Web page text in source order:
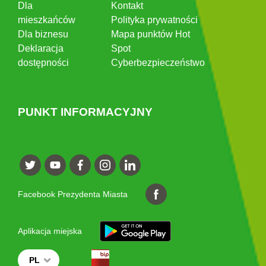
Dla
mieszkańców
Dla biznesu
Deklaracja
dostępności
Kontakt
Polityka prywatności
Mapa punktów Hot
Spot
Cyberbezpieczeństwo
PUNKT INFORMACYJNY
Facebook Prezydenta Miasta
Aplikacja miejska
PL